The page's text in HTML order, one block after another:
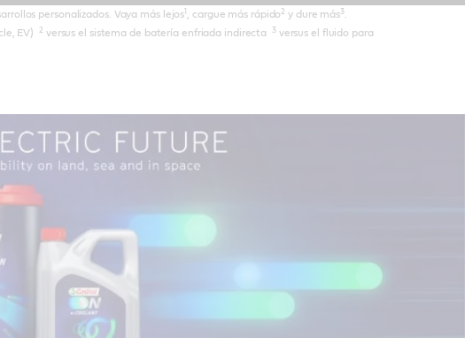
personalizados. Vaya más lejos1 , cargue más rápido2 y dure más3
EV) 2 versus el sistema de batería enfriada indirecta 3versus el fluido para